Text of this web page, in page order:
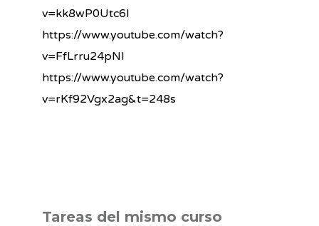
v=kk8wP0Utc6I
https://www.youtube.com/watch?
v=FfLrru24pNI
https://www.youtube.com/watch?
v=rKf92Vgx2ag&t=248s
Tareas del mismo curso